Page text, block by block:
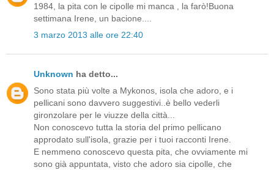
1984, la pita con le cipolle mi manca , la farò!Buona
settimana Irene, un bacione....
3 marzo 2013 alle ore 22:40
Unknown ha detto...
Sono stata più volte a Mykonos, isola che adoro, e i
pellicani sono davvero suggestivi..è bello vederli
gironzolare per le viuzze della città...
Non conoscevo tutta la storia del primo pellicano
approdato sull'isola, grazie per i tuoi racconti Irene.
E nemmeno conoscevo questa pita, che ovviamente mi
sono già appuntata, visto che adoro sia cipolle, che